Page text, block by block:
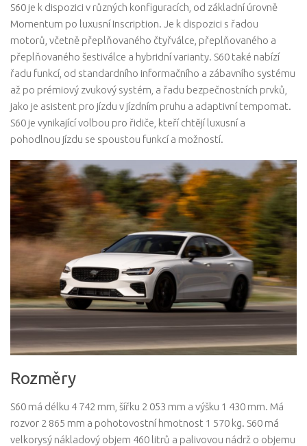
S60 je k dispozici v různých konfiguracích, od základní úrovně
Momentum po luxusní Inscription. Je k dispozici s řadou
motorů, včetně přeplňovaného čtyřválce, přeplňovaného a
přeplňovaného šestiválce a hybridní varianty. S60 také nabízí
řadu funkcí, od standardního informačního a zábavního systému
až po prémiový zvukový systém, a řadu bezpečnostních prvků,
jako je asistent pro jízdu v jízdním pruhu a adaptivní tempomat.
S60 je vynikající volbou pro řidiče, kteří chtějí luxusní a
pohodlnou jízdu se spoustou funkcí a možností.
Rozměry
S60 má délku 4 742 mm, šířku 2 053 mm a výšku 1 430 mm. Má
rozvor 2 865 mm a pohotovostní hmotnost 1 570 kg. S60 má
velkorysý nákladový objem 460 litrů a palivovou nádrž o objemu